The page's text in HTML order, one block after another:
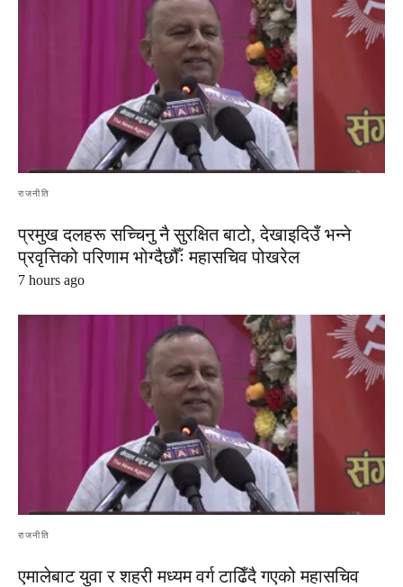
राजनीति
प्रमुख दलहरू सच्चिनु नै सुरक्षित बाटो, देखाइदिउँ भन्ने
प्रवृत्तिको परिणाम भोग्दैछौँः महासचिव पोखरेल
7 hours ago
राजनीति
एमालेबाट युवा र शहरी मध्यम वर्ग टाढिँदै गएको महासचिव